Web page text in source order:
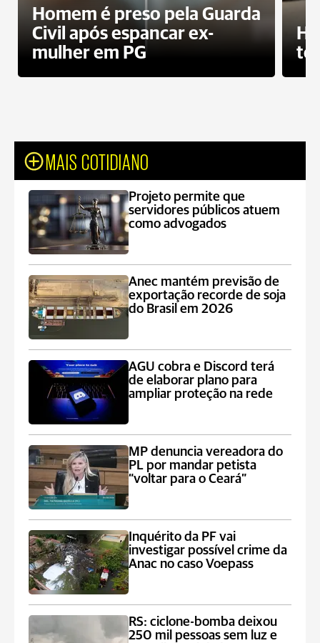
Homem é preso pela Guarda
Civil após espancar ex-
mulher em PG
MAIS COTIDIANO
Projeto permite que
servidores públicos atuem
como advogados
Anec mantém previsão de
exportação recorde de soja
do Brasil em 2026
AGU cobra e Discord terá
de elaborar plano para
ampliar proteção na rede
MP denuncia vereadora do
PL por mandar petista
“voltar para o Ceará”
Inquérito da PF vai
investigar possível crime da
Anac no caso Voepass
RS: ciclone-bomba deixou
250 mil pessoas sem luz e